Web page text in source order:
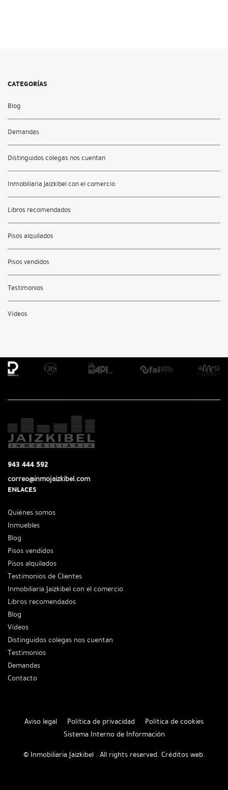
CATEGORÍAS
Blog
Demandas
Distinguidos colegas nos cuentan
Inmobiliaria Jaizkibel con el comercio
Libros recomendados
Pisos alquilados
Pisos vendidos
Testimonios
Vídeos
943 444 592
correo@inmojaizkibel.com
ENLACES
Quiénes somos
Inmuebles
Blog
Pisos vendidos
Pisos alquilados
Testimonios de Clientes
Inmobiliaria Jaizkibel con el comercio
Libros recomendados
Blog
Vídeos
Distinguidos colegas nos cuentan
Testimonios
Demandas
Contacto
Aviso legal Política de privacidad
Política de cookies
Sistema Interno de Información
© Inmobiliaria Jaizkibel . All rights reserved. Créditos web.